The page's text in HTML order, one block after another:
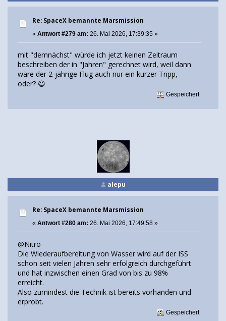
Re: SpaceX bemannte Marsmission
« Antwort #279 am: 26. Mai 2026, 17:39:35 »
mit "demnächst" würde ich jetzt keinen Zeitraum
beschreiben der in "Jahren" gerechnet wird, weil dann
wäre der 2-jährige Flug auch nur ein kurzer Tripp,
oder? 😃
Gespeichert
alepu
Re: SpaceX bemannte Marsmission
« Antwort #280 am: 26. Mai 2026, 17:49:58 »
@Nitro
Die Wiederaufbereitung von Wasser wird auf der ISS
schon seit vielen Jahren sehr erfolgreich durchgeführt
und hat inzwischen einen Grad von bis zu 98%
erreicht.
Also zumindest die Technik ist bereits vorhanden und
erprobt.
Gespeichert